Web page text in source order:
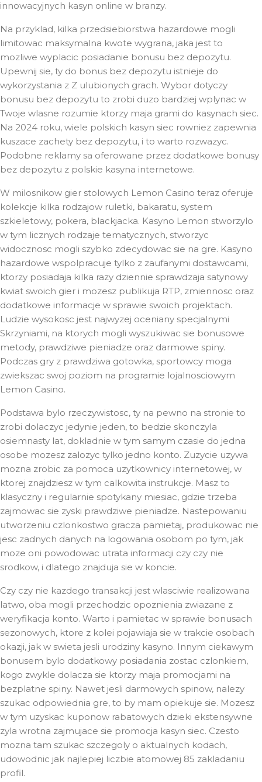
innowacyjnych kasyn online w branzy.
Na przyklad, kilka przedsiebiorstwa hazardowe mogli
limitowac maksymalna kwote wygrana, jaka jest to
mozliwe wyplacic posiadanie bonusu bez depozytu.
Upewnij sie, ty do bonus bez depozytu istnieje do
wykorzystania z Z ulubionych grach. Wybor dotyczy
bonusu bez depozytu to zrobi duzo bardziej wplynac w
Twoje wlasne rozumie ktorzy maja grami do kasynach siec.
Na 2024 roku, wiele polskich kasyn siec rowniez zapewnia
kuszace zachety bez depozytu, i to warto rozwazyc.
Podobne reklamy sa oferowane przez dodatkowe bonusy
bez depozytu z polskie kasyna internetowe.
W milosnikow gier stolowych Lemon Casino teraz oferuje
kolekcje kilka rodzajow ruletki, bakaratu, system
szkieletowy, pokera, blackjacka. Kasyno Lemon stworzylo
w tym licznych rodzaje tematycznych, stworzyc
widocznosc mogli szybko zdecydowac sie na gre. Kasyno
hazardowe wspolpracuje tylko z zaufanymi dostawcami,
ktorzy posiadaja kilka razy dziennie sprawdzaja satynowy
kwiat swoich gier i mozesz publikuja RTP, zmiennosc oraz
dodatkowe informacje w sprawie swoich projektach.
Ludzie wysokosc jest najwyzej oceniany specjalnymi
Skrzyniami, na ktorych mogli wyszukiwac sie bonusowe
metody, prawdziwe pieniadze oraz darmowe spiny.
Podczas gry z prawdziwa gotowka, sportowcy moga
zwiekszac swoj poziom na programie lojalnosciowym
Lemon Casino.
Podstawa bylo rzeczywistosc, ty na pewno na stronie to
zrobi dolaczyc jedynie jeden, to bedzie skonczyla
osiemnasty lat, dokladnie w tym samym czasie do jedna
osobe mozesz zalozyc tylko jedno konto. Zuzycie uzywa
mozna zrobic za pomoca uzytkownicy internetowej, w
ktorej znajdziesz w tym calkowita instrukcje. Masz to
klasyczny i regularnie spotykany miesiac, gdzie trzeba
zajmowac sie zyski prawdziwe pieniadze. Nastepowaniu
utworzeniu czlonkostwo gracza pamietaj, produkowac nie
jesc zadnych danych na logowania osobom po tym, jak
moze oni powodowac utrata informacji czy czy nie
srodkow, i dlatego znajduja sie w koncie.
Czy czy nie kazdego transakcji jest wlasciwie realizowana
latwo, oba mogli przechodzic opoznienia zwiazane z
weryfikacja konto. Warto i pamietac w sprawie bonusach
sezonowych, ktore z kolei pojawiaja sie w trakcie osobach
okazji, jak w swieta jesli urodziny kasyno. Innym ciekawym
bonusem bylo dodatkowy posiadania zostac czlonkiem,
kogo zwykle dolacza sie ktorzy maja promocjami na
bezplatne spiny. Nawet jesli darmowych spinow, nalezy
szukac odpowiednia gre, to by mam opiekuje sie. Mozesz
w tym uzyskac kuponow rabatowych dzieki ekstensywne
zyla wrotna zajmujace sie promocja kasyn siec. Czesto
mozna tam szukac szczegoly o aktualnych kodach,
udowodnic jak najlepiej liczbie atomowej 85 zakladaniu
profil.